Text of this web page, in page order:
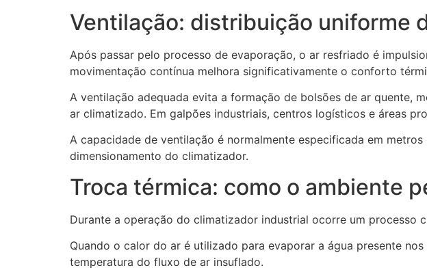
Ventilação: distribuição uniforme
Após passar pelo processo de evaporação, o ar resfriado é
movimentação contínua melhora significativamente o conforto
A ventilação adequada evita a formação de bolsões de ar quente,
ar climatizado. Em galpões industriais, centros logísticos e áreas
A capacidade de ventilação é normalmente especificada em
dimensionamento do climatizador.
Troca térmica: como o ambiente
Durante a operação do climatizador industrial ocorre um processo
Quando o calor do ar é utilizado para evaporar a água presente
temperatura do fluxo de ar insuflado.